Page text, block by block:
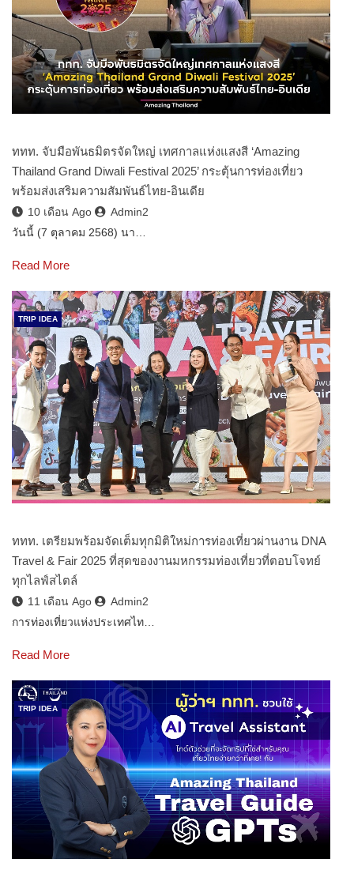
ททท. จับมือพันธมิตรจัดใหญ่ เทศกาลแห่งแสงสี ‘Amazing
Thailand Grand Diwali Festival 2025’ กระตุ้นการท่องเที่ยว
พร้อมส่งเสริมความสัมพันธ์ไทย-อินเดีย
10 เดือน Ago
Admin2
วันนี้ (7 ตุลาคม 2568) นา…
Read More
TRIP IDEA
ททท. เตรียมพร้อมจัดเต็มทุกมิติใหม่การท่องเที่ยวผ่านงาน DNA
Travel & Fair 2025 ที่สุดของงานมหกรรมท่องเที่ยวที่ตอบโจทย์
ทุกไลฟ์สไตล์
11 เดือน Ago
Admin2
การท่องเที่ยวแห่งประเทศไท…
Read More
TRIP IDEA